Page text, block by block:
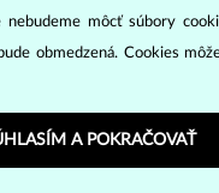
nebudeme môcť súbory
obmedzená. Cookies
A POKRAČOVAŤ